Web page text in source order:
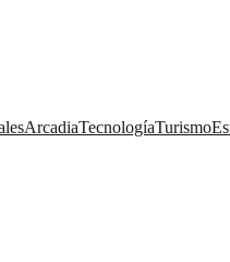
ArcadiaTecnologíaTurismo